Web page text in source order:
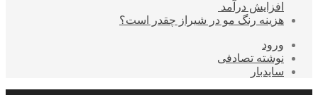
افزایش درآمد
هزینه رنگ مو در شیراز چقدر است؟
ورود
نوشته تصادفی
سایدبار